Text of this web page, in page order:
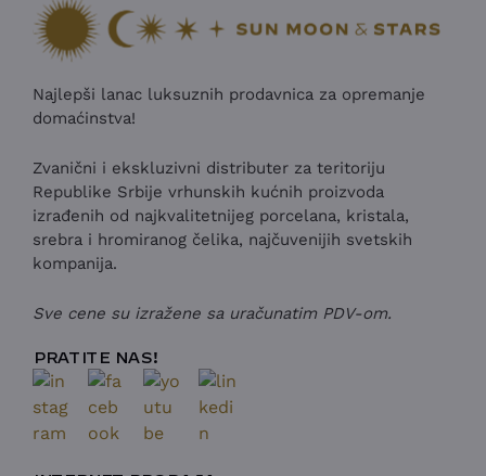
Najlepši lanac luksuznih prodavnica za opremanje
domaćinstva!
Zvanični i ekskluzivni distributer za teritoriju
Republike Srbije vrhunskih kućnih proizvoda
izrađenih od najkvalitetnijeg porcelana, kristala,
srebra i hromiranog čelika, najčuvenijih svetskih
kompanija.
Sve cene su izražene sa uračunatim PDV-om.
PRATITE NAS!